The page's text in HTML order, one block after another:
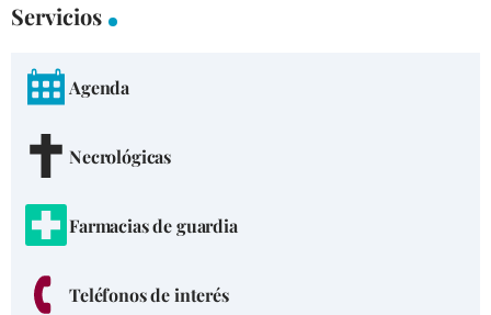
Servicios
Agenda
Necrológicas
Farmacias de guardia
Teléfonos de interés